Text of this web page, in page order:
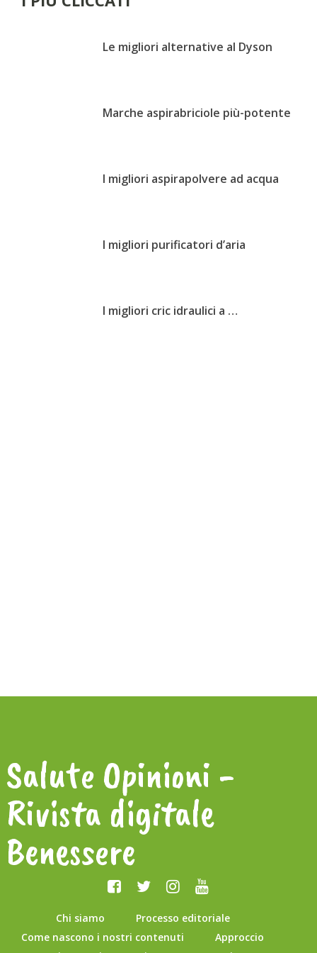
Le migliori alternative al Dyson
Marche aspirabriciole più-potente
I migliori aspirapolvere ad acqua
I migliori purificatori d’aria
I migliori cric idraulici a …
Salute Opinioni -
Rivista digitale
Benessere
Chi siamo
Processo editoriale
Come nascono i nostri contenuti
Approccio